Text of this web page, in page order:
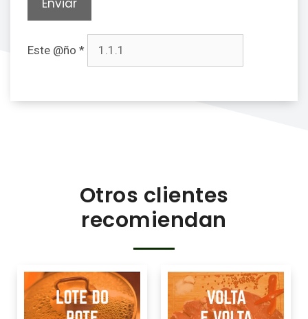
Este @ño *
Otros clientes
recomiendan